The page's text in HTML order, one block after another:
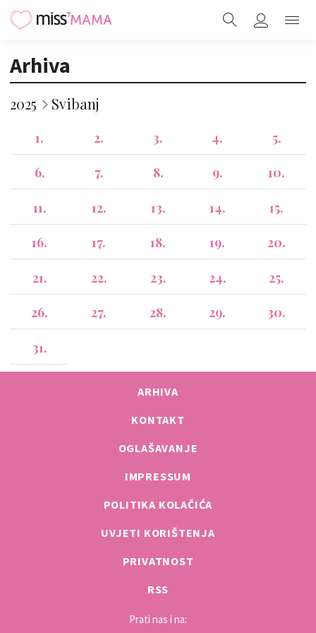
Arhiva
2025 Svibanj
1. 2. 3. 4. 5.
6. 7. 8. 9. 10.
11. 12. 13. 14. 15.
16. 17. 18. 19. 20.
21. 22. 23. 24. 25.
26. 27. 28. 29. 30.
31.
ARHIVA
KONTAKT
OGLAŠAVANJE
IMPRESSUM
POLITIKA KOLAČIĆA
UVJETI KORIŠTENJA
PRIVATNOST
RSS
Prati nas i na: